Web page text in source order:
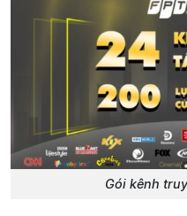
Gói kênh